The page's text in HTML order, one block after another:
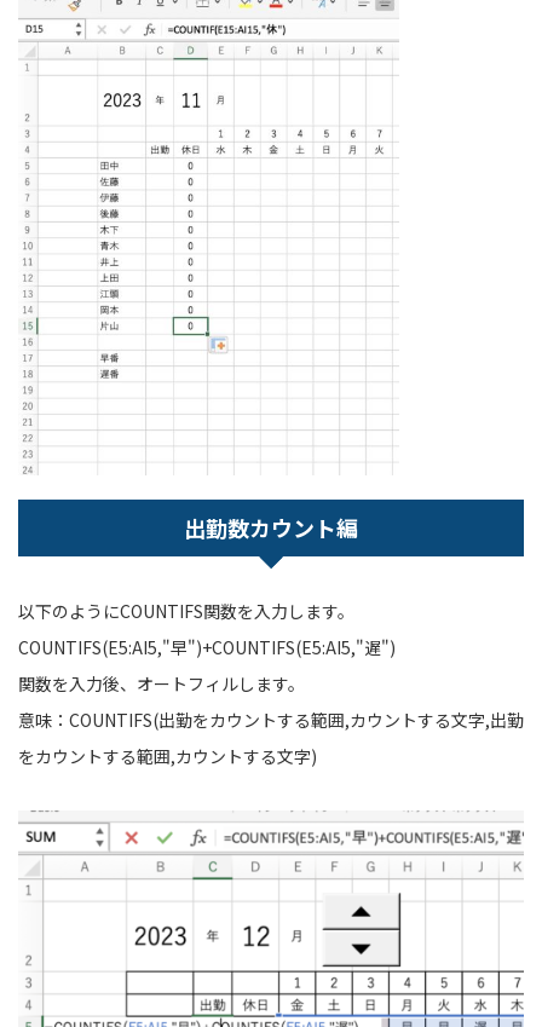
出勤数カウント編
以下のようにCOUNTIFS関数を入力します。
COUNTIFS(E5:AI5,"早")+COUNTIFS(E5:AI5,"遅")
関数を入力後、オートフィルします。
意味：COUNTIFS(出勤をカウントする範囲,カウントする文字,出勤
をカウントする範囲,カウントする文字)